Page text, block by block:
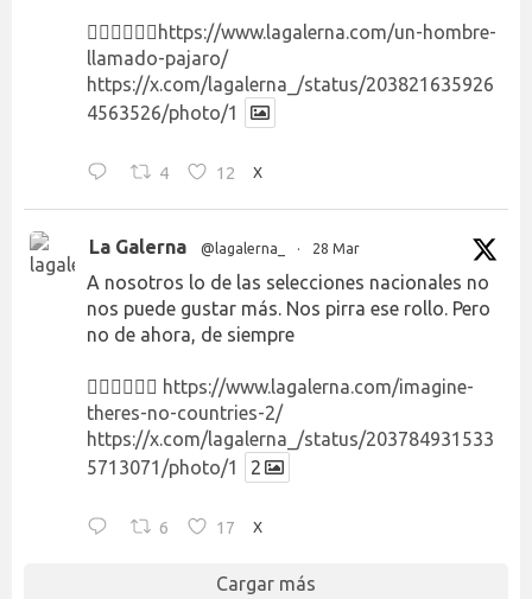
👉🏻👉🏻👉🏻 https://www.lagalerna.com/un-hombre-
llamado-pajaro/
https://x.com/lagalerna_/status/203821635926
4563526/photo/1
4 12 X
La Galerna @lagalerna_ · 28 Mar
A nosotros lo de las selecciones nacionales no
nos puede gustar más. Nos pirra ese rollo. Pero
no de ahora, de siempre
👉🏻👉🏻👉🏻 https://www.lagalerna.com/imagine-
theres-no-countries-2/
https://x.com/lagalerna_/status/203784931533
5713071/photo/1
2
6 17 X
Cargar más